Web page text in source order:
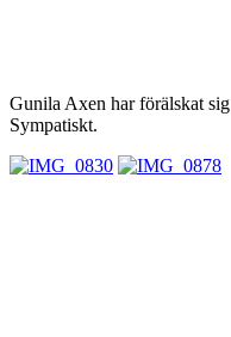
Gunila Axen har förälskat
Sympatiskt.